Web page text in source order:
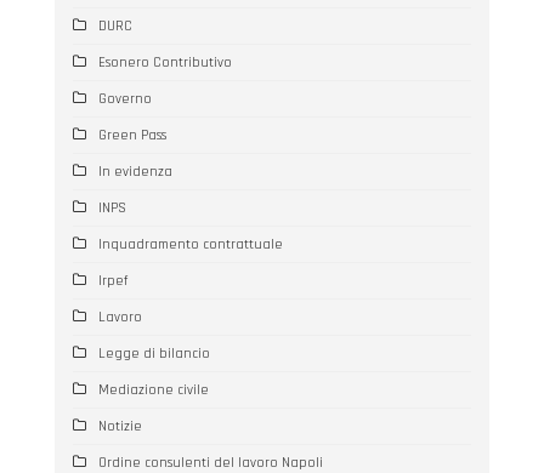
DURC
Esonero Contributivo
Governo
Green Pass
In evidenza
INPS
Inquadramento contrattuale
Irpef
Lavoro
Legge di bilancio
Mediazione civile
Notizie
Ordine consulenti del lavoro Napoli